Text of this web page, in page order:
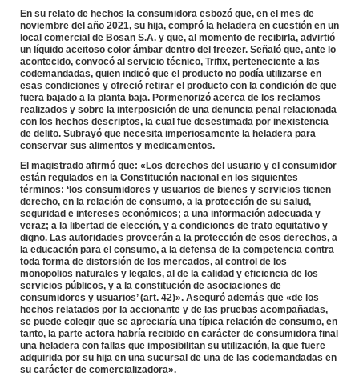
En su relato de hechos la consumidora esbozó que, en el mes de
noviembre del año 2021, su hija, compró la heladera en cuestión en un
local comercial de Bosan S.A. y que, al momento de recibirla, advirtió
un líquido aceitoso color ámbar dentro del freezer. Señaló que, ante lo
acontecido, convocó al servicio técnico, Trifix, perteneciente a las
codemandadas, quien indicó que el producto no podía utilizarse en
esas condiciones y ofreció retirar el producto con la condición de que
fuera bajado a la planta baja. Pormenorizó acerca de los reclamos
realizados y sobre la interposición de una denuncia penal relacionada
con los hechos descriptos, la cual fue desestimada por inexistencia
de delito. Subrayó que necesita imperiosamente la heladera para
conservar sus alimentos y medicamentos.
El magistrado afirmó que: «Los derechos del usuario y el consumidor
están regulados en la Constitución nacional en los siguientes
términos: ‘los consumidores y usuarios de bienes y servicios tienen
derecho, en la relación de consumo, a la protección de su salud,
seguridad e intereses económicos; a una información adecuada y
veraz; a la libertad de elección, y a condiciones de trato equitativo y
digno. Las autoridades proveerán a la protección de esos derechos, a
la educación para el consumo, a la defensa de la competencia contra
toda forma de distorsión de los mercados, al control de los
monopolios naturales y legales, al de la calidad y eficiencia de los
servicios públicos, y a la constitución de asociaciones de
consumidores y usuarios’ (art. 42)». Aseguró además que «de los
hechos relatados por la accionante y de las pruebas acompañadas,
se puede colegir que se apreciaría una típica relación de consumo, en
tanto, la parte actora habría recibido en carácter de consumidora final
una heladera con fallas que imposibilitan su utilización, la que fuere
adquirida por su hija en una sucursal de una de las codemandadas en
su carácter de comercializadora».